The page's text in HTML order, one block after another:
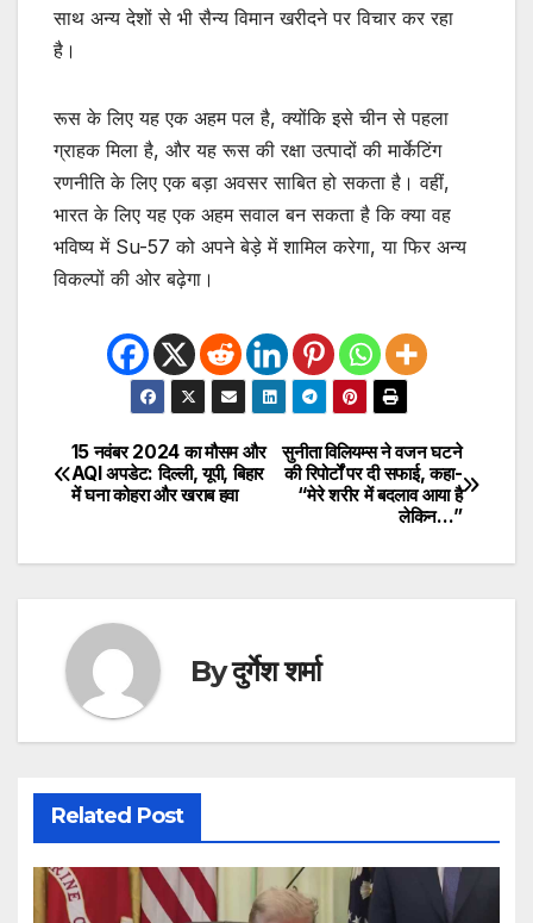
साथ अन्य देशों से भी सैन्य विमान खरीदने पर विचार कर रहा
है।
रूस के लिए यह एक अहम पल है, क्योंकि इसे चीन से पहला
ग्राहक मिला है, और यह रूस की रक्षा उत्पादों की मार्केटिंग
रणनीति के लिए एक बड़ा अवसर साबित हो सकता है। वहीं,
भारत के लिए यह एक अहम सवाल बन सकता है कि क्या वह
भविष्य में Su-57 को अपने बेड़े में शामिल करेगा, या फिर अन्य
विकल्पों की ओर बढ़ेगा।
Post
navigation
सुनीता विलियम्स ने वजन घटने
की रिपोर्टों पर दी सफाई, कहा-
“मेरे शरीर में बदलाव आया है
लेकिन…”
15 नवंबर 2024 का मौसम और
AQI अपडेट: दिल्ली, यूपी, बिहार
में घना कोहरा और खराब हवा
Byदुर्गेश शर्मा
Related Post